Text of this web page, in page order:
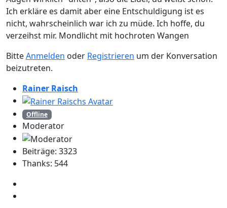
Ich erkläre es damit aber eine Entschuldigung ist es
nicht, wahrscheinlich war ich zu müde. Ich hoffe, du
verzeihst mir. Mondlicht mit hochroten Wangen
BitteAnmelden oder Registrieren um der Konversation
beizutreten.
Rainer Raisch
Offline
Moderator
Beiträge: 3323
Thanks: 544